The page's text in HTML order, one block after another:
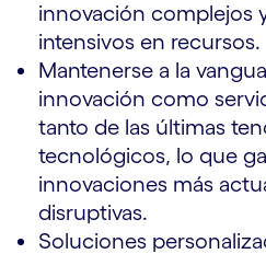
innovación complejos
intensivos en recursos.
Mantenerse a la
innovación como
tanto de las últimas
tecnológicos, lo que
innovaciones más
disruptivas.
Soluciones